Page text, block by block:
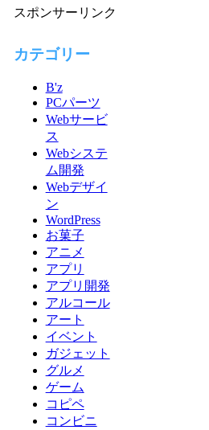
スポンサーリンク
カテゴリー
B'z
PCパーツ
Webサービ
ス
Webシステ
ム開発
Webデザイ
ン
WordPress
お菓子
アニメ
アプリ
アプリ開発
アルコール
アート
イベント
ガジェット
グルメ
ゲーム
コピペ
コンビニ